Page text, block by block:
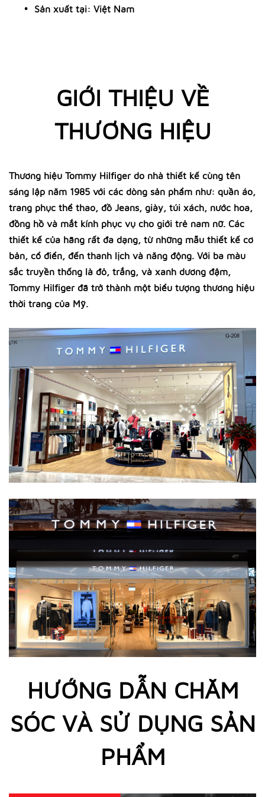
Sản xuất tại: Việt Nam
GIỚI THIỆU VỀ
THƯƠNG HIỆU
Thương hiệu Tommy Hilfiger do nhà thiết kế cùng tên
sáng lập năm 1985 với các dòng sản phẩm như: quần áo,
trang phục thể thao, đồ Jeans, giày, túi xách, nước hoa,
đồng hồ và mắt kính phục vụ cho giới trẻ nam nữ. Các
thiết kế của hãng rất đa dạng, từ những mẫu thiết kế cơ
bản, cổ điển, đến thanh lịch và năng động. Với ba màu
sắc truyền thống là đỏ, trắng, và xanh dương đậm,
Tommy Hilfiger đã trở thành một biểu tượng thương hiệu
thời trang của Mỹ.
HƯỚNG DẪN CHĂM
SÓC VÀ SỬ DỤNG SẢN
PHẨM